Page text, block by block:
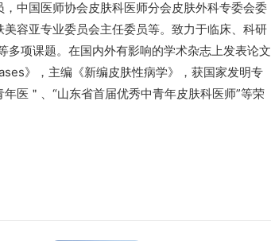
中国医师协会皮肤科医师分会皮肤外科专委会委
容亚专业委员会主任委员等。致力于临床、科研
项课题。在国内外有影响的学术杂志上发表论文
》，主编《新编皮肤性病学》，获国家发明专
医＂、“山东省首届优秀中青年皮肤科医师”等荣